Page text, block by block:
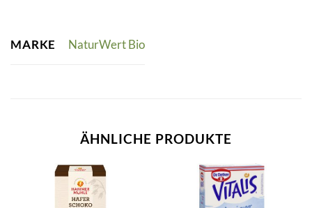
MARKE NaturWert Bio
ÄHNLICHE PRODUKTE